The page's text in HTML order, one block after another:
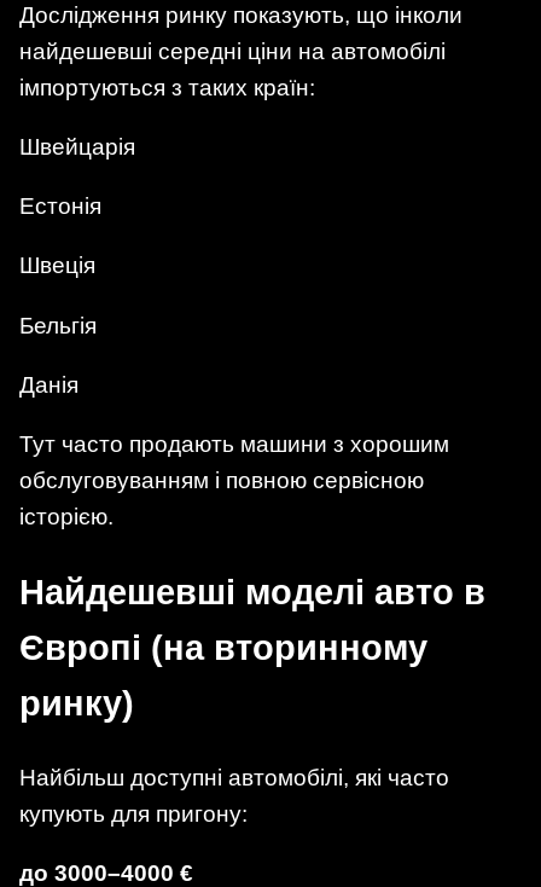
Дослідження ринку показують, що інколи
найдешевші середні ціни на автомобілі
імпортуються з таких країн:
Швейцарія
Естонія
Швеція
Бельгія
Данія
Тут часто продають машини з хорошим
обслуговуванням і повною сервісною
історією.
Найдешевші моделі авто в
Європі (на вторинному
ринку)
Найбільш доступні автомобілі, які часто
купують для пригону:
до 3000–4000 €